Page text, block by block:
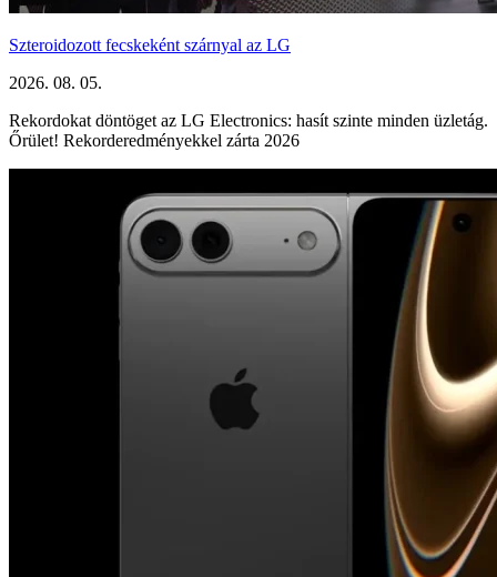
Szteroidozott fecskeként szárnyal az LG
2026. 08. 05.
Rekordokat döntöget az LG Electronics: hasít szinte minden üzletág.
Őrület! Rekorderedményekkel zárta 2026